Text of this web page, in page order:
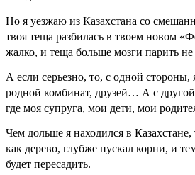
Но я уезжаю из Казахстана со
твоя теща разбилась в твоем новом
жалко, и теща больше мозги парить не
А если серьезно, то, с одной стороны,
родной комбинат, друзей… А с
где моя супруга, мои дети, мои
Чем дольше я находился в
как дерево, глубже пускал корни, и
будет пересадить.